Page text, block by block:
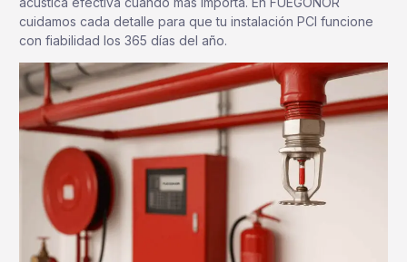
cuidamos cada detalle para que tu instalación PCI funcione
con fiabilidad los 365 días del año.